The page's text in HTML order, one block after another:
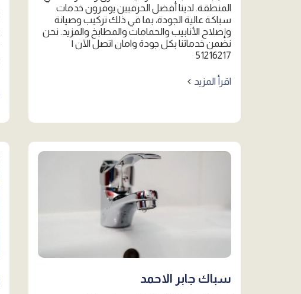
المنطقة. لدينا أفضل الحرفيين يوفرون خدمات
سباكة عالية الجودة، بما في ذلك تركيب وصيانة
وإصلاح الأنابيب والحمامات والمطابخ والمزيد. نحن
نضمن خدماتنا بكل جودة وامان اتصل الآن |
51216217
اقرأ المزيد
سباك جابر الاحمد